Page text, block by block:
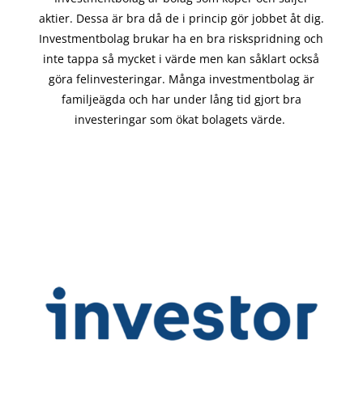
aktier. Dessa är bra då de i princip görjobbet åt dig.
Investmentbolag brukar ha en bra riskspridning och
inte tappa så mycket i värde men kan såklart också
göra felinvesteringar. Många investmentbolag är
familjeägda och har under lång tid gjort bra
investeringar som ökat bolagets värde.